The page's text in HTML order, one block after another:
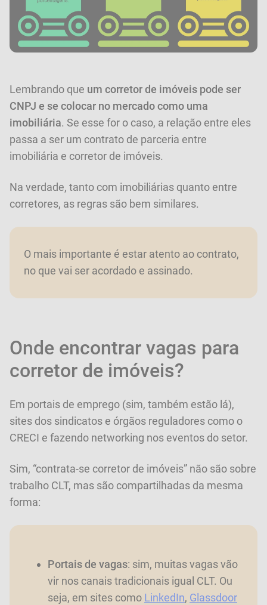
Lembrando que um corretor de imóveis pode ser
CNPJ e se colocar no mercado como uma
imobiliária. Se esse for o caso, a relação entre eles
passa a ser um contrato de parceria entre
imobiliária e corretor de imóveis.
Na verdade, tanto com imobiliárias quanto entre
corretores, as regras são bem similares.
O mais importante é estar atento ao contrato,
no que vai ser acordado e assinado.
Onde encontrar vagas para
corretor de imóveis?
Em portais de emprego (sim, também estão lá),
sites dos sindicatos e órgãos reguladores como o
CRECI e fazendo networking nos eventos do setor.
Sim, “contrata-se corretor de imóveis” não são sobre
trabalho CLT, mas são compartilhadas da mesma
forma:
Portais de vagas: sim, muitas vagas vão
vir nos canais tradicionais igual CLT. Ou
seja, em sites como LinkedIn, Glassdoor